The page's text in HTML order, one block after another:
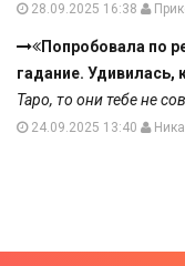
28.09.2025 16:38
Попробовала по
гадание. Удивилась,
Таро, то они тебе не
24.09.2025 13:40 Ника